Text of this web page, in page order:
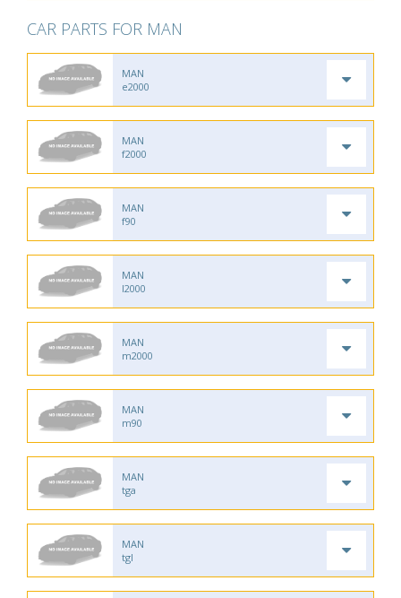
CAR PARTS FOR MAN
MAN
e2000
MAN
f2000
MAN
f90
MAN
l2000
MAN
m2000
MAN
m90
MAN
tga
MAN
tgl